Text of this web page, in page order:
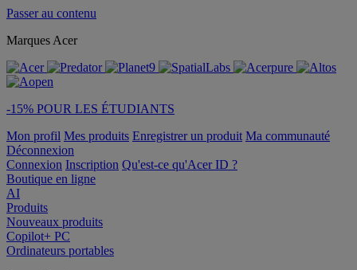
Passer au contenu
Marques Acer
-15% POUR LES ÉTUDIANTS
Mon profil Mes produits Enregistrer un produit Ma communauté
Déconnexion
Connexion Inscription Qu'est-ce qu'Acer ID ?
Boutique en ligne
AI
Produits
Nouveaux produits
Copilot+ PC
Ordinateurs portables